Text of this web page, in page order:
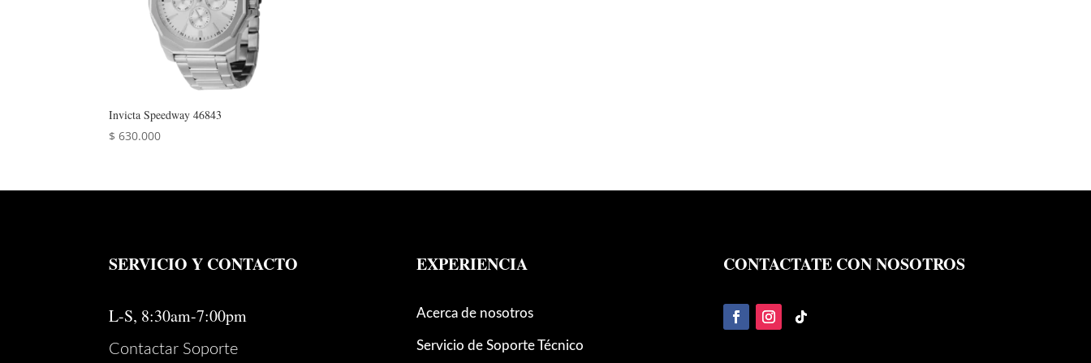
Invicta Speedway 46843
$ 630.000
SERVICIO Y CONTACTO
L-S, 8:30am-7:00pm
Contactar Soporte
EXPERIENCIA
Acerca de nosotros
Servicio de Soporte Técnico
CONTACTATE CON NOSOTROS